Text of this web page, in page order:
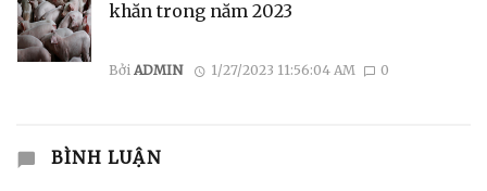
khăn trong năm 2023
Bởi ADMIN 1/27/2023 11:56:04 AM 0
BÌNH LUẬN